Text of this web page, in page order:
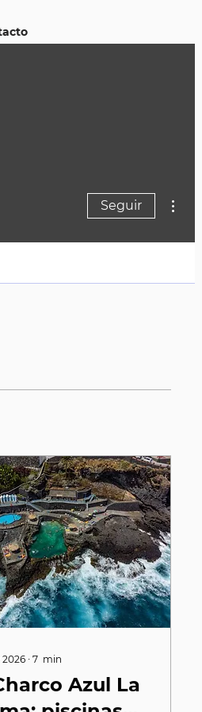
Seguir
2026 ∙ 7 min
Azul La